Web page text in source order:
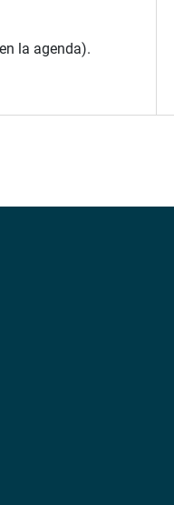
la agenda).